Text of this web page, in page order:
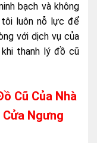
bạch và không
tôi luôn nỗ lực để
với dịch vụ của
thanh lý đồ cũ
Cũ Của Nhà
Ngưng